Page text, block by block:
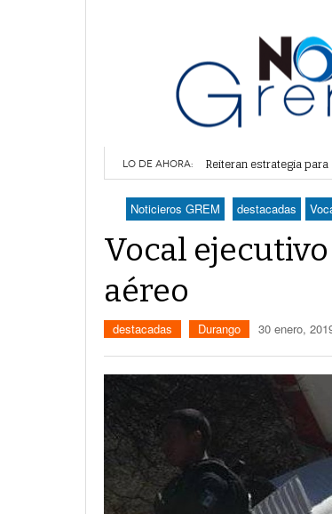
LO DE AHORA: Reiteran estrategia
Por falta de agua,
Plantean fideicomiso
Detienen a juez del
Noticieros GREM destacadas
Vocal
aéreo
destacadas Durango 30 enero,